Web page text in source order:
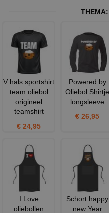
THEMA:
V hals sportshirt
team oliebol
origineel
teamshirt
€ 24,95
Powered by
Oliebol Shirtje
longsleeve
€ 26,95
I Love
oliebollen
Schort happy
new Year